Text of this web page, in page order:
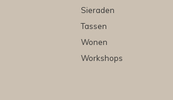
Sieraden
Tassen
Wonen
Workshops